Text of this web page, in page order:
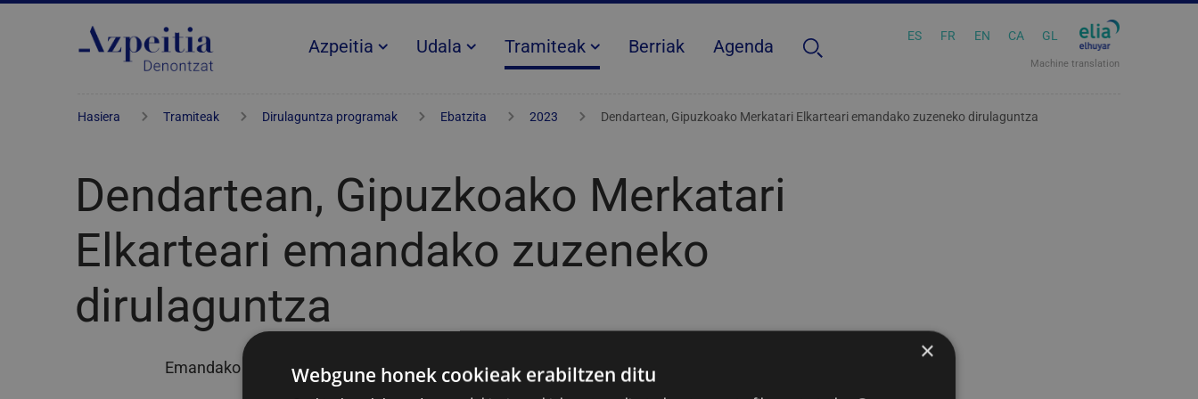
Azpeitia Udala Tramiteak Berriak Agenda ES FR EN CA GL
Machine translation
Hasiera Tramiteak Dirulaguntza programak Ebatzita 2023 Dendartean, Gipuzkoako Merkatari Elkarteari emandako zuzeneko dirulaguntza
Dendartean, Gipuzkoako Merkatari
Elkarteari emandako zuzeneko
dirulaguntza
Emandako laguntzaren publizitatea
×
Webgune honek cookieak erabiltzen ditu